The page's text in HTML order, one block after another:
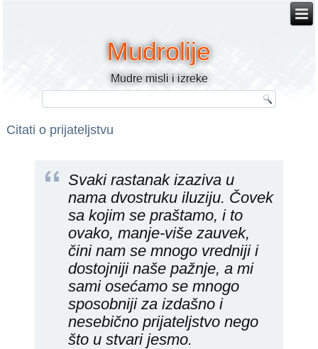
Mudrolije
Mudre misli i izreke
Citati o prijateljstvu
Svaki rastanak izaziva u
nama dvostruku iluziju. Čovek
sa kojim se praštamo, i to
ovako, manje-više zauvek,
čini nam se mnogo vredniji i
dostojniji naše pažnje, a mi
sami osećamo se mnogo
sposobniji za izdašno i
nesebično prijateljstvo nego
što u stvari jesmo.